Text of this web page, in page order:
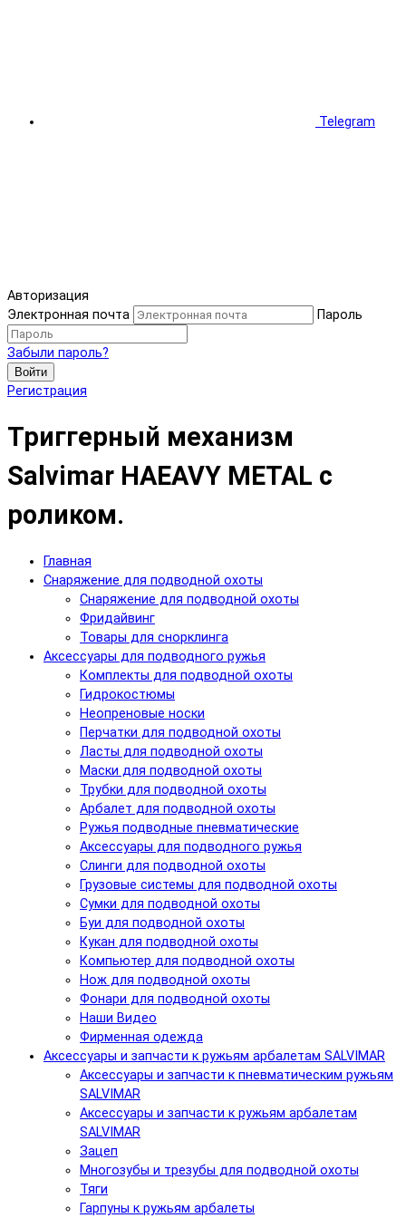
Telegram
Авторизация
Электронная почта
Пароль
Забыли пароль?
Войти
Регистрация
Триггерный механизм
Salvimar HAEAVY METAL с
роликом.
Главная
Снаряжение для подводной охоты
Снаряжение для подводной охоты
Фридайвинг
Товары для снорклинга
Аксессуары для подводного ружья
Комплекты для подводной охоты
Гидрокостюмы
Неопреновые носки
Перчатки для подводной охоты
Ласты для подводной охоты
Маски для подводной охоты
Трубки для подводной охоты
Арбалет для подводной охоты
Ружья подводные пневматические
Аксессуары для подводного ружья
Слинги для подводной охоты
Грузовые системы для подводной охоты
Сумки для подводной охоты
Буи для подводной охоты
Кукан для подводной охоты
Компьютер для подводной охоты
Нож для подводной охоты
Фонари для подводной охоты
Наши Видео
Фирменная одежда
Аксессуары и запчасти к ружьям арбалетам SALVIMAR
Аксессуары и запчасти к пневматическим ружьям
SALVIMAR
Аксессуары и запчасти к ружьям арбалетам
SALVIMAR
Зацеп
Многозубы и трезубы для подводной охоты
Тяги
Гарпуны к ружьям арбалеты